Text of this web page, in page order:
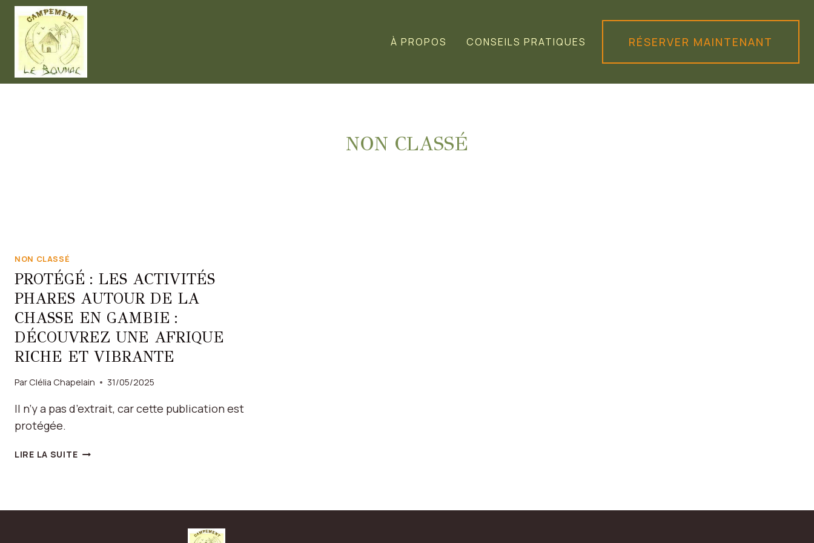
Aller
contenu
À PROPOS CONSEILS PRATIQUES RÉSERVER MAINTENANT
NON CLASSÉ
NON CLASSÉ
PROTÉGÉ : LES ACTIVITÉS
PHARES AUTOUR DE LA
CHASSE EN GAMBIE :
DÉCOUVREZ UNE AFRIQUE
RICHE ET VIBRANTE
ParClélia Chapelain 31/05/2025
Il n’y a pas d’extrait, car cette publication est
protégée.
LIRE LA SUITEPROTÉGÉ :